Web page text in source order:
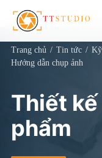
Trang chủ / Tin tức /
Hướng dẫn chụp ảnh
Thiết
phẩm